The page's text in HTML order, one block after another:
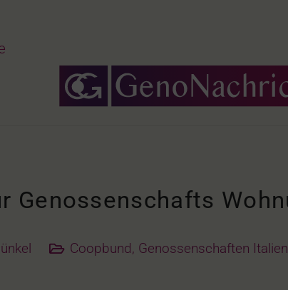
Genossenschafts
Coopbund, Genossenschaften Italien